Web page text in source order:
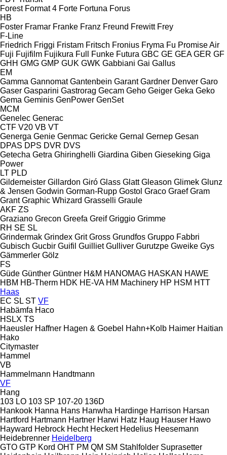
Forest Format 4 Forte Fortuna Forus
HB
Foster Framar Franke Franz Freund Frewitt Frey
F-Line
Friedrich Friggi Fristam Fritsch Fronius Fryma Fu Promise Air
Fuji Fujifilm Fujikura Full Funke Futura GBC GE GEA GER GF
GHH GMG GMP GUK GWK Gabbiani Gai Gallus
EM
Gamma Gannomat Gantenbein Garant Gardner Denver Garo
Gaser Gasparini Gastrorag Gecam Geho Geiger Geka Geko
Gema Geminis GenPower GenSet
MCM
Genelec Generac
CTF V20 VB VT
Generga Genie Genmac Gericke Gernal Gernep Gesan
DPAS DPS DVR DVS
Getecha Getra Ghiringhelli Giardina Giben Gieseking Giga
Power
LT PLD
Gildemeister Gillardon Giró Glass Glatt Gleason Glimek Glunz
& Jensen Godwin Gorman-Rupp Gostol Graco Graef Gram
Grant Graphic Whizard Grasselli Graule
AKF ZS
Graziano Grecon Greefa Greif Griggio Grimme
RH SE SL
Grindermak Grindex Grit Gross Grundfos Gruppo Fabbri
Gubisch Gucbir Guifil Guilliet Gulliver Gurutzpe Gweike Gys
Gämmerler Gölz
FS
Güde Günther Güntner H&M HANOMAG HASKAN HAWE
HBM HB‑Therm HDK HE-VA HM Machinery HP HSM HTT
Haas
EC SL ST VF
Habämfa Haco
HSLX TS
Haeusler Haffner Hagen & Goebel Hahn+Kolb Haimer Haitian
Hako
Citymaster
Hammel
VB
Hammelmann Handtmann
VF
Hang
103 LO 103 SP 107-20 136D
Hankook Hanna Hans Hanwha Hardinge Harrison Harsan
Hartford Hartmann Hartner Harwi Hatz Haug Hauser Hawo
Hayward Hebrock Hecht Heckert Hedelius Heesemann
Heidebrenner Heidelberg
GTO GTP Kord OHT PM QM SM Stahlfolder Suprasetter